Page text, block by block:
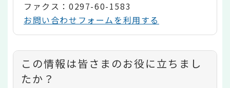
ファクス：0297-60-1583
お問い合わせフォームを利用する
コ
ン
この情報は皆さまのお役に立ちまし
たか？